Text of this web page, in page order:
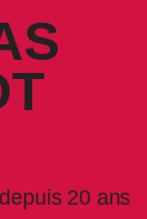
20 ans